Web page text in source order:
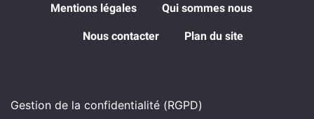
Mentions légales Qui sommes nous
Nous contacter Plan du site
Gestion de la confidentialité (RGPD)